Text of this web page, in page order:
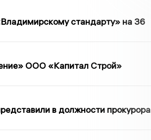
стандарту» на 36
ООО «Капитал Строй»
в должности прокурора